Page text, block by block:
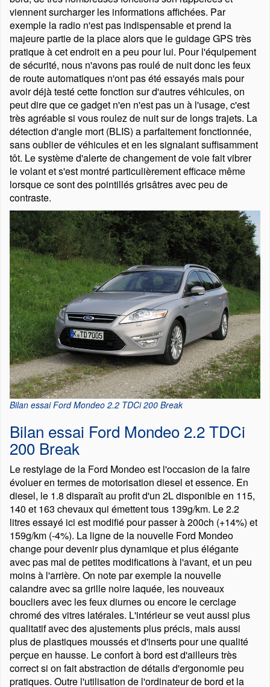
viennent surcharger les informations affichées. Par
exemple la radio n'est pas indispensable et prend la
majeure partie de la place alors que le guidage GPS très
pratique à cet endroit en a peu pour lui. Pour l'équipement
de sécurité, nous n'avons pas roulé de nuit donc les feux
de route automatiques n'ont pas été essayés mais pour
avoir déjà testé cette fonction sur d'autres véhicules, on
peut dire que ce gadget n'en n'est pas un à l'usage, c'est
très agréable si vous roulez de nuit sur de longs trajets. La
détection d'angle mort (BLIS) a parfaitement fonctionnée,
sans oublier de véhicules et en les signalant suffisamment
tôt. Le système d'alerte de changement de voie fait vibrer
le volant et s'est montré particulièrement efficace même
lorsque ce sont des pointillés grisâtres avec peu de
contraste.
Bilan essai Ford Mondeo 2.2 TDCi 200 Break
Bilan essai Ford Mondeo 2.2 TDCi
200 Break
Le restylage de la Ford Mondeo est l'occasion de la faire
évoluer en termes de motorisation diesel et essence. En
diesel, le 1.8 disparaît au profit d'un 2L disponible en 115,
140 et 163 chevaux qui émettent tous 139g/km. Le 2.2
litres essayé ici est modifié pour passer à 200ch (+14%) et
159g/km (-4%). La ligne de la nouvelle Ford Mondeo
change pour devenir plus dynamique et plus élégante
avec pas mal de petites modifications à l'avant, et un peu
moins à l'arrière. On note par exemple la nouvelle
calandre avec sa grille noire laquée, les nouveaux
boucliers avec les feux diurnes ou encore le cerclage
chromé des vitres latérales. L'intérieur se veut aussi plus
qualitatif avec des ajustements plus précis, mais aussi
plus de plastiques moussés et d'inserts pour une qualité
perçue en hausse. Le confort à bord est d'ailleurs très
correct si on fait abstraction de détails d'ergonomie peu
pratiques. Outre l'utilisation de l'ordinateur de bord et la